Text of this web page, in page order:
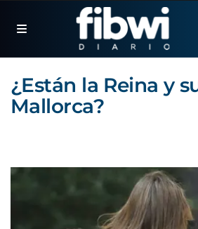
¿Están la Reina y
Mallorca?